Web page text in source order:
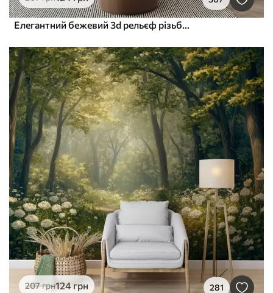
Елегантний бежевий 3d рельєф різьблених лілій
207грн124грн 281